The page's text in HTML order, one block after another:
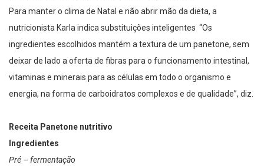
Para manter o clima de Natal e não abrir mão da dieta, a
nutricionista Karla indica substituições inteligentes “Os
ingredientes escolhidos mantém a textura de um panetone, sem
deixar de lado a oferta de fibras para o funcionamento intestinal,
vitaminas e minerais para as células em todo o organismo e
energia, na forma de carboidratos complexos e de qualidade”, diz.
Receita Panetone nutritivo
Ingredientes
Pré – fermentação